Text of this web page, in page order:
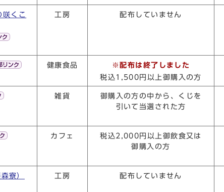
くこ
工房 配布していません
健康食品
※配布は終了しました
税込1,500円以上御購入の方
雑貨
御購入の方の中から、くじを
引いて当選された方
カフェ
税込2,000円以上御飲食又は
御購入の方
寮） 工房 配布していません